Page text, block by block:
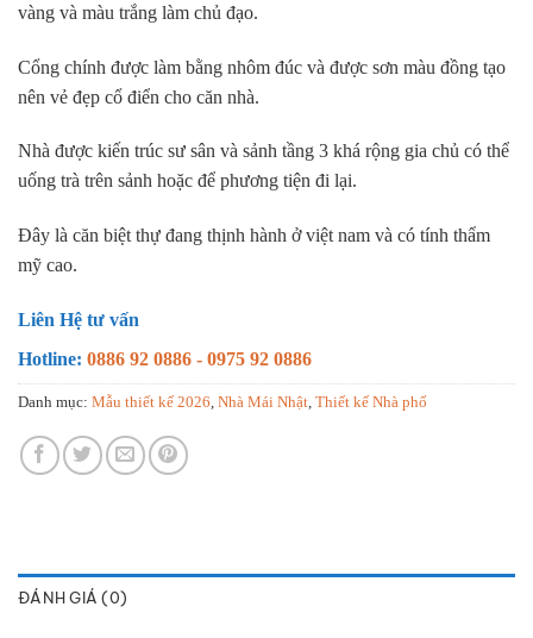
vàng và màu trắng làm chủ đạo.
Cổng chính được làm bằng nhôm đúc và được sơn màu đồng tạo
nên vẻ đẹp cổ điển cho căn nhà.
Nhà được kiến trúc sư sân và sảnh tầng 3 khá rộng gia chủ có thể
uống trà trên sảnh hoặc để phương tiện đi lại.
Đây là căn biệt thự đang thịnh hành ở việt nam và có tính thẩm
mỹ cao.
Liên Hệ tư vấn
Hotline: 0886 92 0886 - 0975 92 0886
Danh mục: Mẫu thiết kế 2026, Nhà Mái Nhật, Thiết kế Nhà phố
ĐÁNH GIÁ (0)